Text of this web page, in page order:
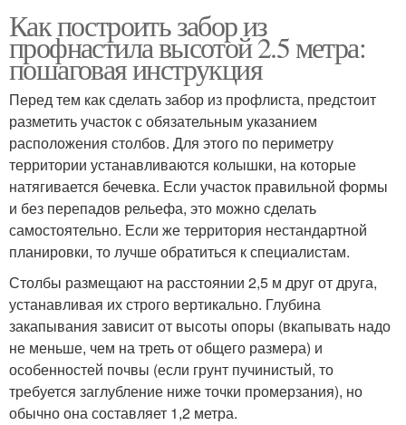
Как построить забор из
профнастила высотой 2.5 метра:
пошаговая инструкция
Перед тем как сделать забор из профлиста, предстоит
разметить участок с обязательным указанием
расположения столбов. Для этого по периметру
территории устанавливаются колышки, на которые
натягивается бечевка. Если участок правильной формы
и без перепадов рельефа, это можно сделать
самостоятельно. Если же территория нестандартной
планировки, то лучше обратиться к специалистам.
Столбы размещают на расстоянии 2,5 м друг от друга,
устанавливая их строго вертикально. Глубина
закапывания зависит от высоты опоры (вкапывать надо
не меньше, чем на треть от общего размера) и
особенностей почвы (если грунт пучинистый, то
требуется заглубление ниже точки промерзания), но
обычно она составляет 1,2 метра.